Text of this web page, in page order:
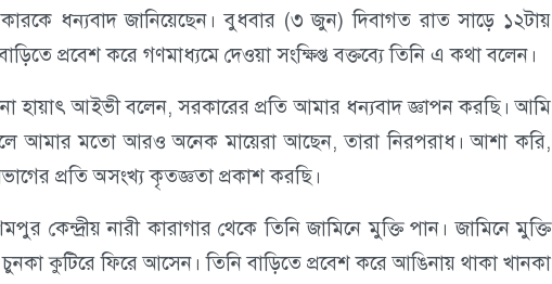
ধন্যবাদ জানিয়েছেন। বুধবার (৩ জুন) দিবাগত রাত সাড়ে ১২টায়
প্রবেশ করে গণমাধ্যমে দেওয়া সংক্ষিপ্ত বক্তব্যে তিনি এ কথা বলেন।
হায়াৎ আইভী বলেন, সরকারের প্রতি আমার ধন্যবাদ জ্ঞাপন করছি। আমি
আমার মতো আরও অনেক মায়েরা আছেন, তারা নিরপরাধ। আশা করি,
প্রতি অসংখ্য কৃতজ্ঞতা প্রকাশ করছি।
নারী কারাগার থেকে তিনি জামিনে মুক্তি পান। জামিনে মুক্তি
কুটিরে ফিরে আসেন। তিনি বাড়িতে প্রবেশ করে আঙিনায় থাকা খানকা